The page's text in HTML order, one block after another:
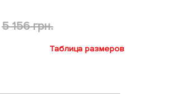
5 156 грн.
Таблица размеров